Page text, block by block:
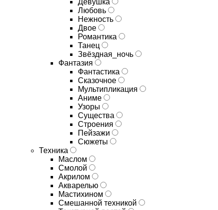
Девушка
Любовь
Нежность
Двое
Романтика
Танец
Звёздная_ночь
Фантазия
Фантастика
Сказочное
Мультипликация
Аниме
Узоры
Существа
Строения
Пейзажи
Сюжеты
Техника
Маслом
Смолой
Акрилом
Акварелью
Мастихином
Смешанной техникой